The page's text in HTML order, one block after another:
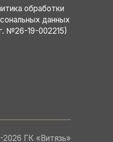
обработки
данных
№26-19-002215)
2026 ГК «Витязь»